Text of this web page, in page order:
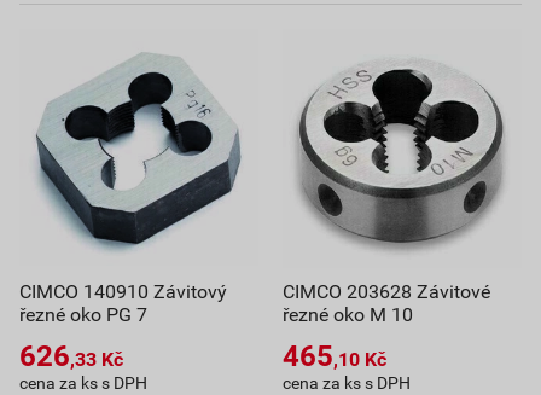
CIMCO 140910 Závitový
řezné oko PG 7
626,33 Kč
cena za ks s DPH
CIMCO 203628 Závitové
řezné oko M 10
465,10 Kč
cena za ks s DPH